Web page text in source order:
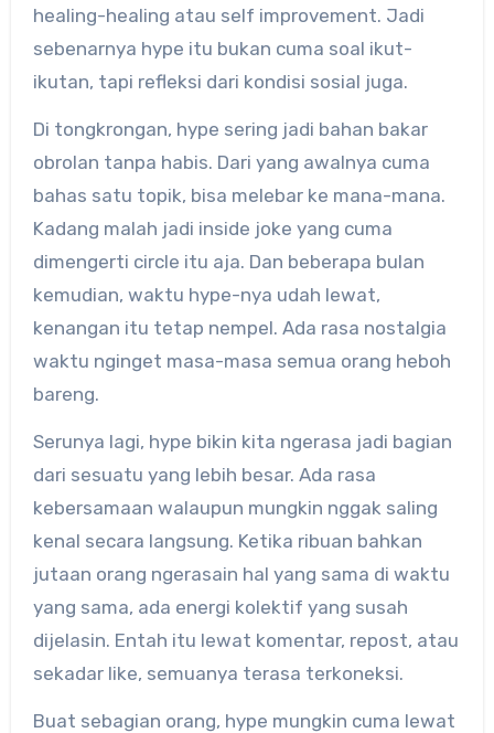
healing-healing atau self improvement. Jadi
sebenarnya hype itu bukan cuma soal ikut-
ikutan, tapi refleksi dari kondisi sosial juga.
Di tongkrongan, hype sering jadi bahan bakar
obrolan tanpa habis. Dari yang awalnya cuma
bahas satu topik, bisa melebar ke mana-mana.
Kadang malah jadi inside joke yang cuma
dimengerti circle itu aja. Dan beberapa bulan
kemudian, waktu hype-nya udah lewat,
kenangan itu tetap nempel. Ada rasa nostalgia
waktu nginget masa-masa semua orang heboh
bareng.
Serunya lagi, hype bikin kita ngerasa jadi bagian
dari sesuatu yang lebih besar. Ada rasa
kebersamaan walaupun mungkin nggak saling
kenal secara langsung. Ketika ribuan bahkan
jutaan orang ngerasain hal yang sama di waktu
yang sama, ada energi kolektif yang susah
dijelasin. Entah itu lewat komentar, repost, atau
sekadar like, semuanya terasa terkoneksi.
Buat sebagian orang, hype mungkin cuma lewat